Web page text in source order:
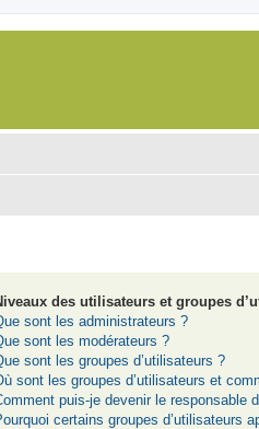
des utilisateurs et groupes
sont les administrateurs ?
sont les modérateurs ?
sont les groupes d’utilisateurs ?
sont les groupes d’utilisateurs et
puis-je devenir le responsable
certains groupes d’utilisateurs